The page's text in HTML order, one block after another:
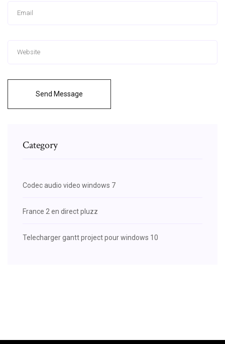
Send Message
Category
Codec audio video windows 7
France 2 en direct pluzz
Telecharger gantt project pour windows 10